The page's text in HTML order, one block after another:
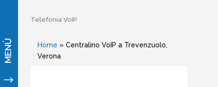
"
MENÙ
Telefonia VoIP
Home » Centralino VoIP a Trevenzuolo,
Verona